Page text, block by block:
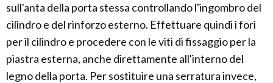
sull'anta della porta stessa controllando l'ingombro del
cilindro e del rinforzo esterno. Effettuare quindi i fori
per il cilindro e procedere con le viti di fissaggio per la
piastra esterna, anche direttamente all'interno del
legno della porta. Per sostituire una serratura invece,